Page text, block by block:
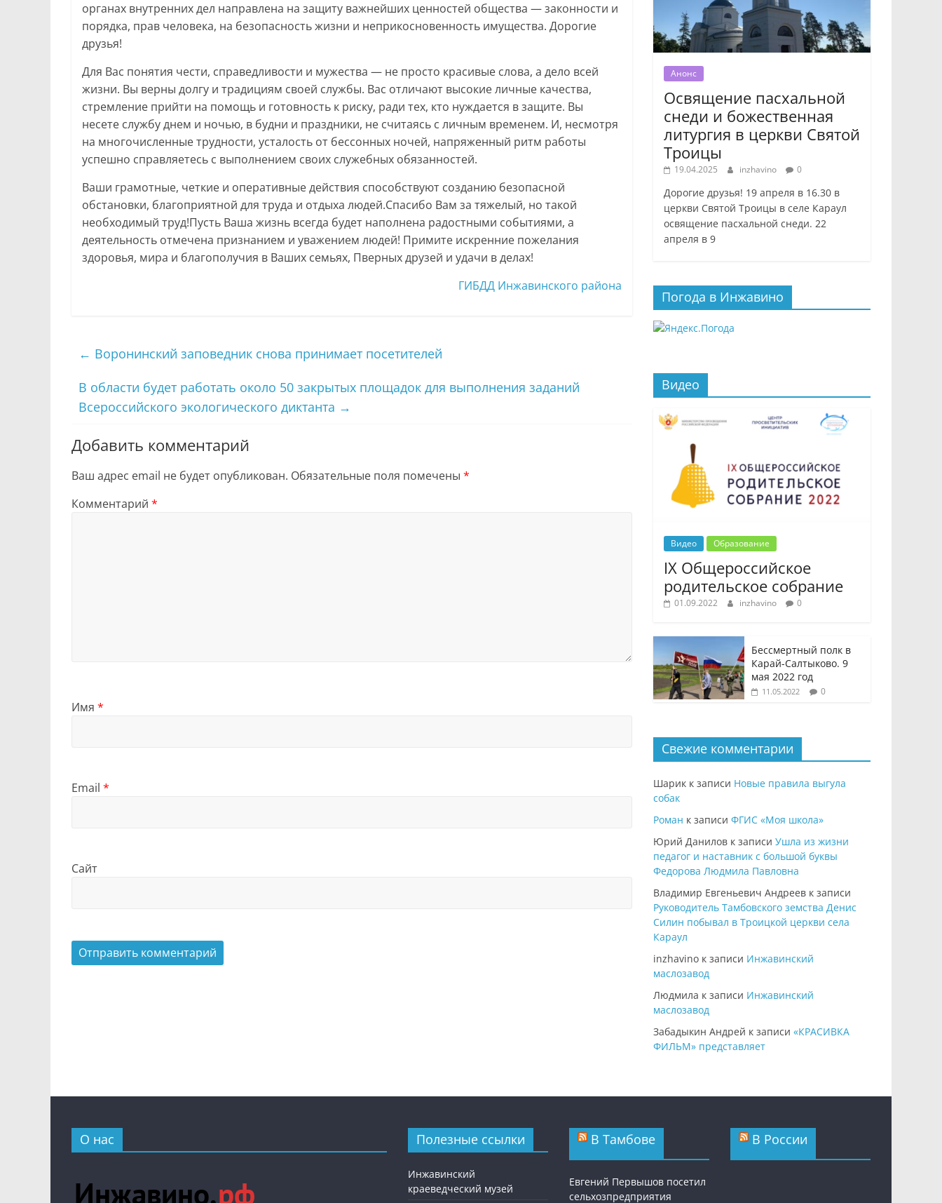
органах внутренних дел направлена на защиту важнейших ценностей общества — законности и
порядка, прав человека, на безопасность жизни и неприкосновенность имущества. Дорогие
друзья!
Для Вас понятия чести, справедливости и мужества — не просто красивые слова, а дело всей
жизни. Вы верны долгу и традициям своей службы. Вас отличают высокие личные качества,
стремление прийти на помощь и готовность к риску, ради тех, кто нуждается в защите. Вы
несете службу днем и ночью, в будни и праздники, не считаясь с личным временем. И, несмотря
на многочисленные трудности, усталость от бессонных ночей, напряженный ритм работы
успешно справляетесь с выполнением своих служебных обязанностей.
Ваши грамотные, четкие и оперативные действия способствуют созданию безопасной
обстановки, благоприятной для труда и отдыха людей.Спасибо Вам за тяжелый, но такой
необходимый труд!Пусть Ваша жизнь всегда будет наполнена радостными событиями, а
деятельность отмечена признанием и уважением людей! Примите искренние пожелания
здоровья, мира и благополучия в Ваших семьях, Пверных друзей и удачи в делах!
ГИБДД Инжавинского района
← Воронинский заповедник снова принимает посетителей
В области будет работать около 50 закрытых площадок для выполнения заданий
Всероссийского экологического диктанта →
Добавить комментарий
Ваш адрес email не будет опубликован. Обязательные поля помечены *
Комментарий *
Имя *
Email *
Сайт
Анонс
Освящение пасхальной
снеди и божественная
литургия в церкви Святой
Троицы
19.04.2025 inzhavino 0
Дорогие друзья! 19 апреля в 16.30 в
церкви Святой Троицы в селе Караул
освящение пасхальной снеди. 22
апреля в 9
Погода в Инжавино
Видео
Видео Образование
IX Общероссийское
родительское собрание
01.09.2022 inzhavino 0
Бессмертный полк в
Карай-Салтыково. 9
мая 2022 год
11.05.2022 0
Свежие комментарии
Шарик к записи Новые правила выгула
собак
Роман к записи ФГИС «Моя школа»
Юрий Данилов к записи Ушла из жизни
педагог и наставник с большой буквы
Федорова Людмила Павловна
Владимир Евгеньевич Андреев к записи
Руководитель Тамбовского земства Денис
Силин побывал в Троицкой церкви села
Караул
inzhavino к записи Инжавинский
маслозавод
Людмила к записи Инжавинский
маслозавод
Забадыкин Андрей к записи «КРАСИВКА
ФИЛЬМ» представляет
О нас Полезные ссылки
Инжавинский
краеведческий музей
В Тамбове
Евгений Первышов посетил
сельхозпредприятия
В России